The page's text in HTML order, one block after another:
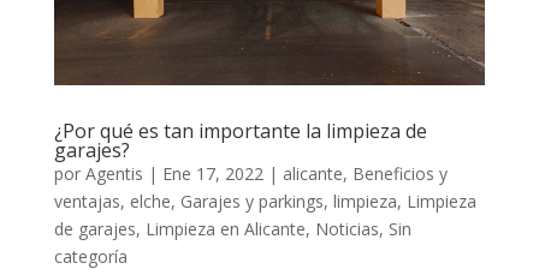
¿Por qué es tan importante la limpieza de
garajes?
por Agentis | Ene 17, 2022 | alicante, Beneficios y
ventajas, elche, Garajes y parkings, limpieza, Limpieza
de garajes, Limpieza en Alicante, Noticias, Sin
categoría